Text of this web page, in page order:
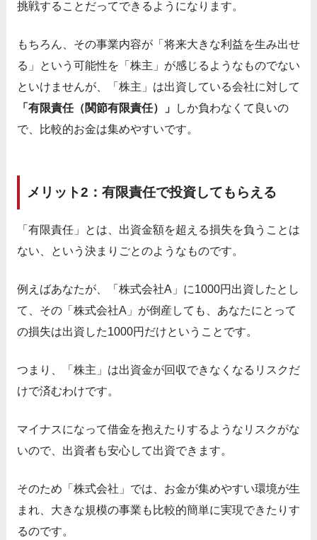
挑戦することだってできるようになります。
もちろん、その事業内容が「将来大きな利益を生み出せ
る」という可能性を「株主」が感じるようなものでない
といけませんが、「株主」は出資している会社に対して
「有限責任（関節有限責任）」
しか負わなくて良いの
で、比較的お金は集めやすいです。
メリット2：有限責任で投資してもらえる
「有限責任」とは、出資金額を超える損失を負うことは
ない、という決まりごとのようなものです。
例えばあなたが、「株式会社A」に1000円出資したとし
て、その「株式会社A」が倒産しても、あなたにとって
の損失は出資した1000円だけということです。
つまり、「株主」は出資金が回収できなくなるリスクだ
けで済むわけです。
マイナスになって借金を抱えたりするようなリスクがな
いので、出資者も安心して出資できます。
そのため「株式会社」では、お金が集めやすい環境が生
まれ、大きな規模の事業も比較的簡単に実現できたりす
るのです。